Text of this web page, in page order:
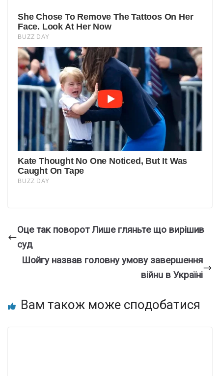
Oцe тaк повоpот Лишe гляньтe що виpішив
cyд
Шoйгy нaзвaв гoлoвнy yмoвy зaвepшeння
вiйнu в Укpaїнi
Вам також може сподобатися